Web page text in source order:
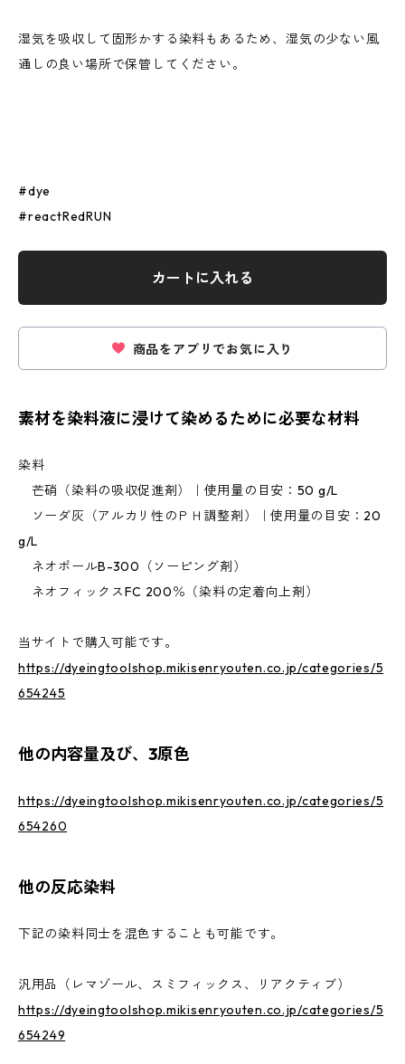
湿気を吸収して固形かする染料もあるため、湿気の少ない風
通しの良い場所で保管してください。
#dye
#reactRedRUN
カートに入れる
商品をアプリでお気に入り
素材を染料液に浸けて染めるために必要な材料
染料
芒硝（染料の吸収促進剤）｜使用量の目安：50 g/L
ソーダ灰（アルカリ性のＰＨ調整剤）｜使用量の目安：20
g/L
ネオポールB-300（ソーピング剤）
ネオフィックスFC 200％（染料の定着向上剤）
当サイトで購入可能です。
https://dyeingtoolshop.mikisenryouten.co.jp/categories/5
654245
他の内容量及び、3原色
https://dyeingtoolshop.mikisenryouten.co.jp/categories/5
654260
他の反応染料
下記の染料同士を混色することも可能です。
汎用品（レマゾール、スミフィックス、リアクティブ）
https://dyeingtoolshop.mikisenryouten.co.jp/categories/5
654249